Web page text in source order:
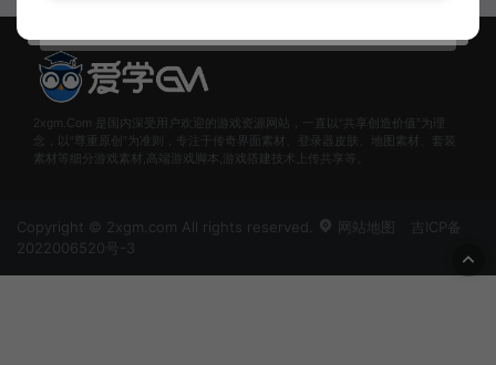
2xgm.Com 是国内深受用户欢迎的游戏资源网站，一直以“共享创造价值”为理
念，以“尊重原创”为准则，专注于传奇界面素材、登录器皮肤、地图素材、套装
素材等细分游戏素材,高端游戏脚本,游戏搭建技术上传共享等。
Copyright © 2xgm.com All rights reserved. 网站地图
吉ICP备
2022006520号-3